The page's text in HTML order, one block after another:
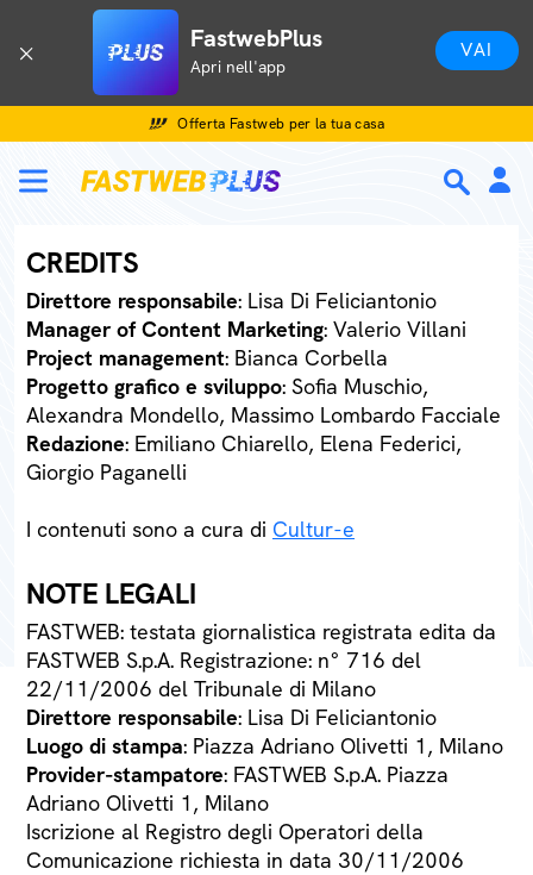
FastwebPlus
Apri nell'app
VAI
Offerta Fastweb per la tua casa
CREDITS
Direttore responsabile: Lisa Di Feliciantonio
Manager of Content Marketing: Valerio Villani
Project management: Bianca Corbella
Progetto grafico e sviluppo: Sofia Muschio,
Alexandra Mondello, Massimo Lombardo Facciale
Redazione: Emiliano Chiarello, Elena Federici,
Giorgio Paganelli
I contenuti sono a cura di Cultur-e
NOTE LEGALI
FASTWEB: testata giornalistica registrata edita da
FASTWEB S.p.A. Registrazione: n° 716 del
22/11/2006 del Tribunale di Milano
Direttore responsabile: Lisa Di Feliciantonio
Luogo di stampa: Piazza Adriano Olivetti 1, Milano
Provider-stampatore: FASTWEB S.p.A. Piazza
Adriano Olivetti 1, Milano
Iscrizione al Registro degli Operatori della
Comunicazione richiesta in data 30/11/2006